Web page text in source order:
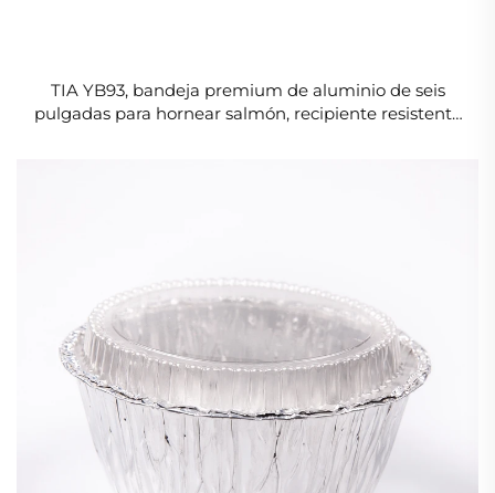
TIA YB93, bandeja premium de aluminio de seis
pulgadas para hornear salmón, recipiente resistente